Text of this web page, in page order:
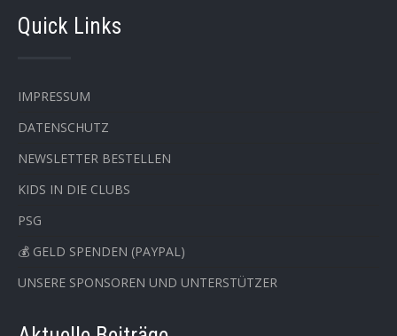
Quick Links
IMPRESSUM
DATENSCHUTZ
NEWSLETTER BESTELLEN
KIDS IN DIE CLUBS
PSG
💰 GELD SPENDEN (PAYPAL)
UNSERE SPONSOREN UND UNTERSTÜTZER